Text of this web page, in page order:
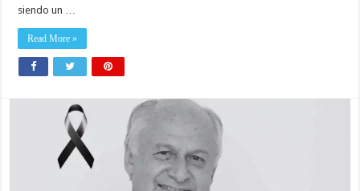
siendo un …
Read More »